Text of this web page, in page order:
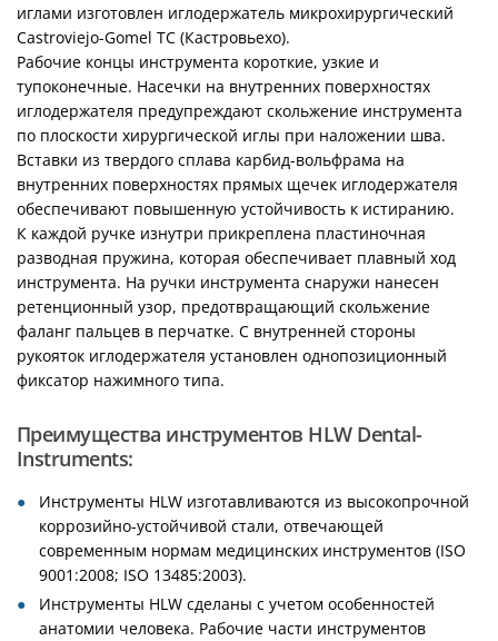
иглами изготовлен иглодержатель микрохирургический
Castroviejo-Gomel TC (Кастровьехо).
Рабочие концы инструмента короткие, узкие и
тупоконечные. Насечки на внутренних поверхностях
иглодержателя предупреждают скольжение инструмента
по плоскости хирургической иглы при наложении шва.
Вставки из твердого сплава карбид-вольфрама на
внутренних поверхностях прямых щечек иглодержателя
обеспечивают повышенную устойчивость к истиранию.
К каждой ручке изнутри прикреплена пластиночная
разводная пружина, которая обеспечивает плавный ход
инструмента. На ручки инструмента снаружи нанесен
ретенционный узор, предотвращающий скольжение
фаланг пальцев в перчатке. С внутренней стороны
рукояток иглодержателя установлен однопозиционный
фиксатор нажимного типа.
Преимущества инструментов HLW Dental-
Instruments:
Инструменты HLW изготавливаются из высокопрочной
коррозийно-устойчивой стали, отвечающей
современным нормам медицинских инструментов (ISO
9001:2008; ISO 13485:2003).
Инструменты HLW сделаны с учетом особенностей
анатомии человека. Рабочие части инструментов